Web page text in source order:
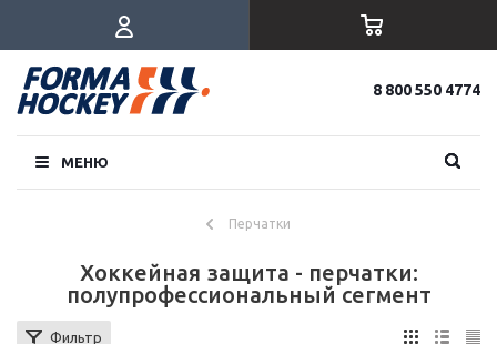
8 800 550 4774
МЕНЮ
Перчатки
Хоккейная защита - перчатки:
полупрофессиональный сегмент
Фильтр